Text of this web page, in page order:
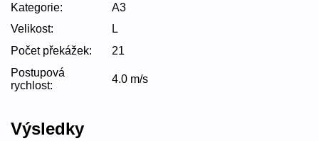
Kategorie:
A3
Velikost:
L
Počet překážek:
21
Postupová
rychlost:
4.0 m/s
Výsledky